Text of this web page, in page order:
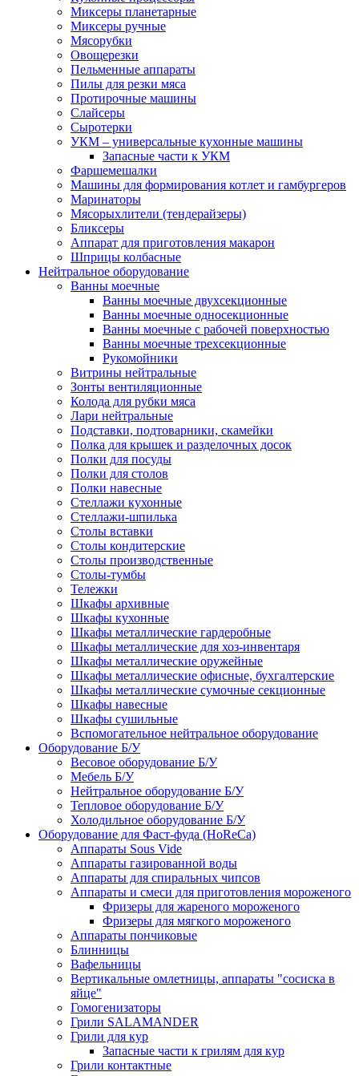
Миксеры планетарные
Миксеры ручные
Мясорубки
Овощерезки
Пельменные аппараты
Пилы для резки мяса
Протирочные машины
Слайсеры
Сыротерки
УКМ – универсальные кухонные машины
Запасные части к УКМ
Фаршемешалки
Машины для формирования котлет и гамбургеров
Маринаторы
Мясорыхлители (тендерайзеры)
Бликсеры
Аппарат для приготовления макарон
Шприцы колбасные
Нейтральное оборудование
Ванны моечные
Ванны моечные двухсекционные
Ванны моечные односекционные
Ванны моечные с рабочей поверхностью
Ванны моечные трехсекционные
Рукомойники
Витрины нейтральные
Зонты вентиляционные
Колода для рубки мяса
Лари нейтральные
Подставки, подтоварники, скамейки
Полка для крышек и разделочных досок
Полки для посуды
Полки для столов
Полки навесные
Стеллажи кухонные
Стеллажи-шпилька
Столы вставки
Столы кондитерские
Столы производственные
Столы-тумбы
Тележки
Шкафы архивные
Шкафы кухонные
Шкафы металлические гардеробные
Шкафы металлические для хоз-инвентаря
Шкафы металлические оружейные
Шкафы металлические офисные, бухгалтерские
Шкафы металлические сумочные секционные
Шкафы навесные
Шкафы сушильные
Вспомогательное нейтральное оборудование
Оборудование Б/У
Весовое оборудование Б/У
Мебель Б/У
Нейтральное оборудование Б/У
Тепловое оборудование Б/У
Холодильное оборудование Б/У
Оборудование для Фаст-фуда (HoReCa)
Аппараты Sous Vide
Аппараты газированной воды
Аппараты для спиральных чипсов
Аппараты и смеси для приготовления мороженого
Фризеры для жареного мороженого
Фризеры для мягкого мороженого
Аппараты пончиковые
Блинницы
Вафельницы
Вертикальные омлетницы, аппараты "сосиска в
яйце"
Гомогенизаторы
Грили SALAMANDER
Грили для кур
Запасные части к грилям для кур
Грили контактные